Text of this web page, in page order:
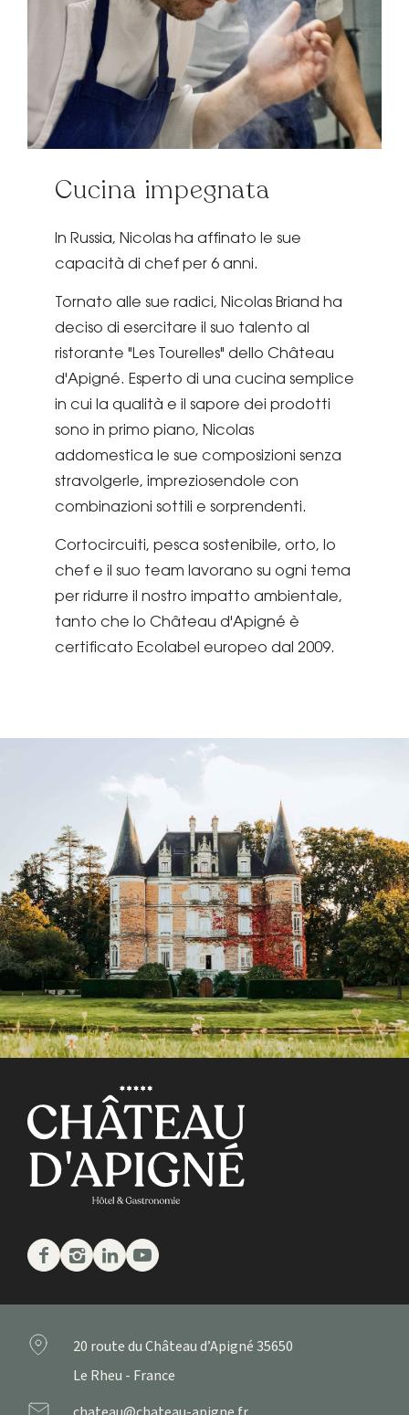
Cucina impegnata
In Russia, Nicolas ha affinato le sue
capacità di chef per 6 anni.
Tornato alle sue radici, Nicolas Briand ha
deciso di esercitare il suo talento al
ristorante "Les Tourelles" dello Château
d'Apigné. Esperto di una cucina semplice
in cui la qualità e il sapore dei prodotti
sono in primo piano, Nicolas
addomestica le sue composizioni senza
stravolgerle, impreziosendole con
combinazioni sottili e sorprendenti.
Cortocircuiti, pesca sostenibile, orto, lo
chef e il suo team lavorano su ogni tema
per ridurre il nostro impatto ambientale,
tanto che lo Château d'Apigné è
certificato Ecolabel europeo dal 2009.
Facebook
Instagram
LinkedinYoutube
20 route du Château d’Apigné35650
Le Rheu - France